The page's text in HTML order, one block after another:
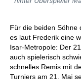
Für die beiden Söhne
es laut Frederik eine
Isar-Metropole: Der
auch spielerisch
schnelles Remis mit
Turniers am 21. Mai